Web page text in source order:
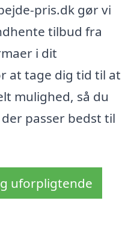
pris.dk gør vi
tilbud fra
i dit
at tage dig tid til at
mulighed, så du
passer bedst til
uforpligtende